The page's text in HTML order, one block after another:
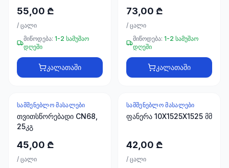
სახლი და
10
23
66
33
55,00 ₾
/ ცალი
მიწოდება: 1-2 სამუშაო
დღეში
კალათაში
73,00 ₾
/ ცალი
მიწოდება: 1-2 სამუშაო
დღეში
კალათაში
ᲡᲐᲛᲨᲔᲜᲔᲑᲚᲝ ᲛᲐᲡᲐᲚᲔᲑᲘ
თვითსწორებადი CN68,
25კგ
45,00 ₾
/ ცალი
ᲡᲐᲛᲨᲔᲜᲔᲑᲚᲝ ᲛᲐᲡᲐᲚᲔᲑᲘ
ფანერა 10X1525X1525 მმ
42,00 ₾
/ ცალი